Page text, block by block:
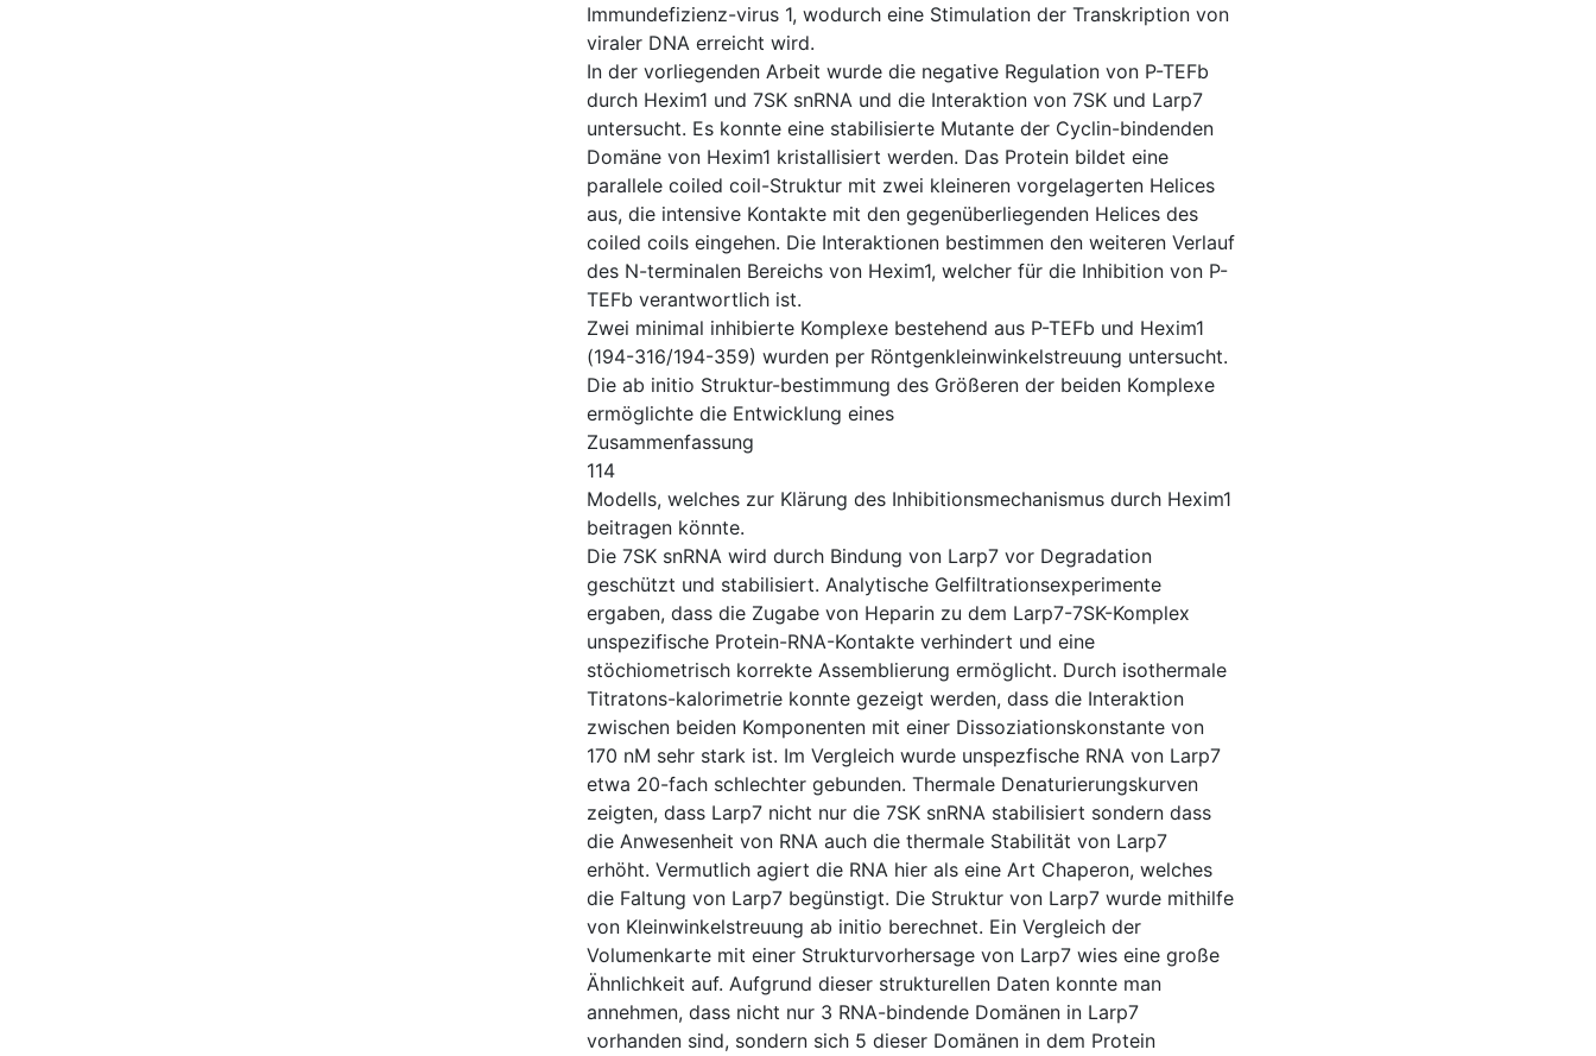
Immundefizienz-virus 1, wodurch eine Stimulation der Transkription von
viraler DNA erreicht wird.
In der vorliegenden Arbeit wurde die negative Regulation von P-TEFb
durch Hexim1 und 7SK snRNA und die Interaktion von 7SK und Larp7
untersucht. Es konnte eine stabilisierte Mutante der Cyclin-bindenden
Domäne von Hexim1 kristallisiert werden. Das Protein bildet eine
parallele coiled coil-Struktur mit zwei kleineren vorgelagerten Helices
aus, die intensive Kontakte mit den gegenüberliegenden Helices des
coiled coils eingehen. Die Interaktionen bestimmen den weiteren Verlauf
des N-terminalen Bereichs von Hexim1, welcher für die Inhibition von P-
TEFb verantwortlich ist.
Zwei minimal inhibierte Komplexe bestehend aus P-TEFb und Hexim1
(194-316/194-359) wurden per Röntgenkleinwinkelstreuung untersucht.
Die ab initio Struktur-bestimmung des Größeren der beiden Komplexe
ermöglichte die Entwicklung eines
Zusammenfassung
114
Modells, welches zur Klärung des Inhibitionsmechanismus durch Hexim1
beitragen könnte.
Die 7SK snRNA wird durch Bindung von Larp7 vor Degradation
geschützt und stabilisiert. Analytische Gelfiltrationsexperimente
ergaben, dass die Zugabe von Heparin zu dem Larp7-7SK-Komplex
unspezifische Protein-RNA-Kontakte verhindert und eine
stöchiometrisch korrekte Assemblierung ermöglicht. Durch isothermale
Titratons-kalorimetrie konnte gezeigt werden, dass die Interaktion
zwischen beiden Komponenten mit einer Dissoziationskonstante von
170 nM sehr stark ist. Im Vergleich wurde unspezfische RNA von Larp7
etwa 20-fach schlechter gebunden. Thermale Denaturierungskurven
zeigten, dass Larp7 nicht nur die 7SK snRNA stabilisiert sondern dass
die Anwesenheit von RNA auch die thermale Stabilität von Larp7
erhöht. Vermutlich agiert die RNA hier als eine Art Chaperon, welches
die Faltung von Larp7 begünstigt. Die Struktur von Larp7 wurde mithilfe
von Kleinwinkelstreuung ab initio berechnet. Ein Vergleich der
Volumenkarte mit einer Strukturvorhersage von Larp7 wies eine große
Ähnlichkeit auf. Aufgrund dieser strukturellen Daten konnte man
annehmen, dass nicht nur 3 RNA-bindende Domänen in Larp7
vorhanden sind, sondern sich 5 dieser Domänen in dem Protein